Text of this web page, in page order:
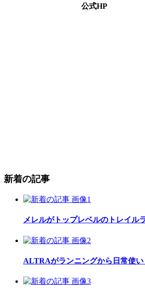
公式HP
新着の記事
メレルがトップレベルのトレイル
ALTRAがランニングから日常使